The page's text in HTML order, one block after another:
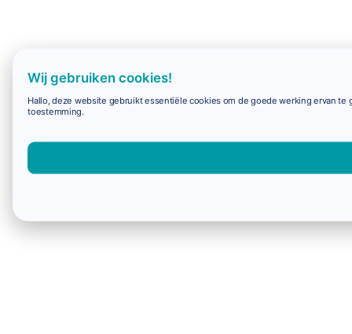
Wij gebruiken cookies!
Hallo, deze website gebruikt essentiële cookies om de goede werking ervan
toestemming.